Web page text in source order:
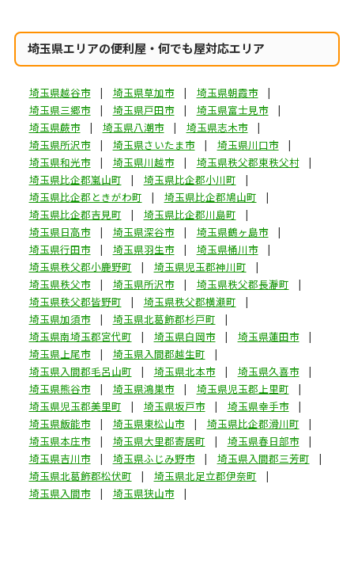
埼玉県エリアの便利屋・何でも屋対応エリア
埼玉県越谷市 埼玉県草加市
埼玉県朝霞市
埼玉県三郷市
埼玉県戸田市
埼玉県富士見市
埼玉県蕨市
埼玉県八潮市
埼玉県志木市
埼玉県所沢市
埼玉県さいたま市
埼玉県川口市
埼玉県和光市
埼玉県川越市
埼玉県秩父郡東秩父村
埼玉県比企郡嵐山町
埼玉県比企郡小川町
埼玉県比企郡ときがわ町
埼玉県比企郡鳩山町
埼玉県比企郡吉見町
埼玉県比企郡川島町
埼玉県日高市
埼玉県深谷市
埼玉県鶴ヶ島市
埼玉県行田市
埼玉県羽生市
埼玉県桶川市
埼玉県秩父郡小鹿野町
埼玉県児玉郡神川町
埼玉県秩父市
埼玉県所沢市
埼玉県秩父郡長瀞町
埼玉県秩父郡皆野町
埼玉県秩父郡横瀬町
埼玉県加須市
埼玉県北葛飾郡杉戸町
埼玉県南埼玉郡宮代町
埼玉県白岡市
埼玉県蓮田市
埼玉県上尾市
埼玉県入間郡越生町
埼玉県入間郡毛呂山町
埼玉県北本市
埼玉県久喜市
埼玉県熊谷市
埼玉県鴻巣市
埼玉県児玉郡上里町
埼玉県児玉郡美里町
埼玉県坂戸市
埼玉県幸手市
埼玉県飯能市
埼玉県東松山市
埼玉県比企郡滑川町
埼玉県本庄市
埼玉県大里郡寄居町
埼玉県春日部市
埼玉県吉川市
埼玉県ふじみ野市
埼玉県入間郡三芳町
埼玉県北葛飾郡松伏町
埼玉県北足立郡伊奈町
埼玉県入間市
埼玉県狭山市